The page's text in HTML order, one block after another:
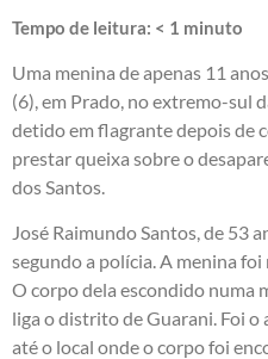
Tempo de leitura: < 1 minuto
Uma menina de apenas 11
(6), em Prado, no extremo-sul
detido em flagrante depois de
prestar queixa sobre o
dos Santos.
José Raimundo Santos, de 53
segundo a polícia. A menina
O corpo dela escondido numa
liga o distrito de Guarani. Foi o
até o local onde o corpo foi